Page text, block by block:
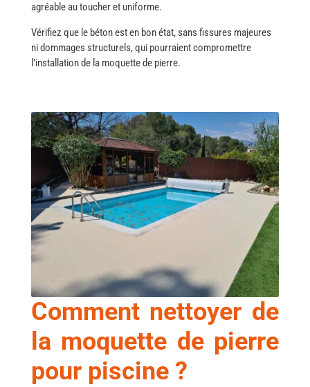
agréable au toucher et uniforme.
Vérifiez que le béton est en bon état, sans fissures majeures
ni dommages structurels, qui pourraient compromettre
l’installation de la moquette de pierre.
Comment nettoyer de
la moquette de pierre
pour piscine ?